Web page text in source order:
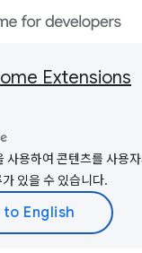
Extensions
용하여 콘텐츠를 사용
있을 수 있습니다.